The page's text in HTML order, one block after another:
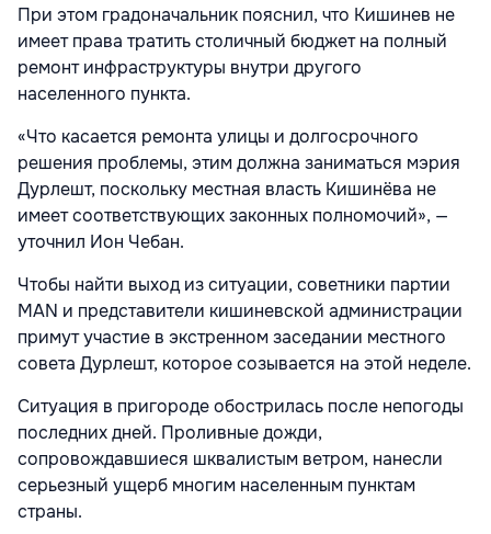
При этом градоначальник пояснил, что Кишинев не
имеет права тратить столичный бюджет на полный
ремонт инфраструктуры внутри другого
населенного пункта.
«Что касается ремонта улицы и долгосрочного
решения проблемы, этим должна заниматься мэрия
Дурлешт, поскольку местная власть Кишинёва не
имеет соответствующих законных полномочий», —
уточнил Ион Чебан.
Чтобы найти выход из ситуации, советники партии
MAN и представители кишиневской администрации
примут участие в экстренном заседании местного
совета Дурлешт, которое созывается на этой неделе.
Ситуация в пригороде обострилась после непогоды
последних дней. Проливные дожди,
сопровождавшиеся шквалистым ветром, нанесли
серьезный ущерб многим населенным пунктам
страны.